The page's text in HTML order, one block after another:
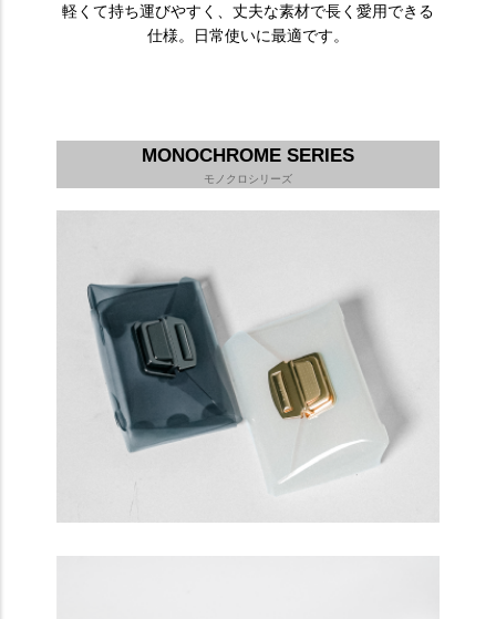
軽くて持ち運びやすく、丈夫な素材で長く愛用できる
仕様。日常使いに最適です。
MONOCHROME SERIES
モノクロシリーズ